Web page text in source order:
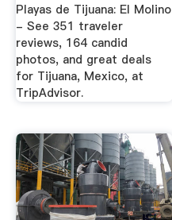
Playas de Tijuana: El Molino
- See 351 traveler
reviews, 164 candid
photos, and great deals
for Tijuana, Mexico, at
TripAdvisor.